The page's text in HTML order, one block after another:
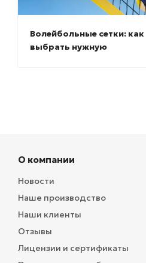
Волейбольные сетки: как
выбрать нужную
О компании
Новости
Наше производство
Наши клиенты
Отзывы
Лицензии и сертификаты